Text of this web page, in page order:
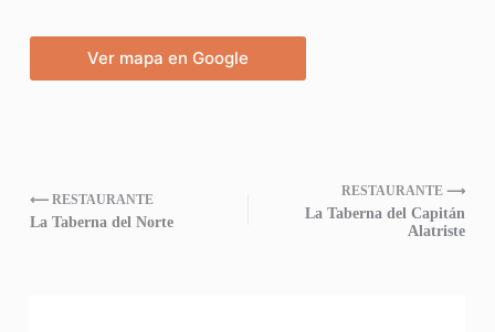
Ver mapa en Google
⟵ RESTAURANTE
La Taberna del Norte
RESTAURANTE ⟶
La Taberna del Capitán
Alatriste